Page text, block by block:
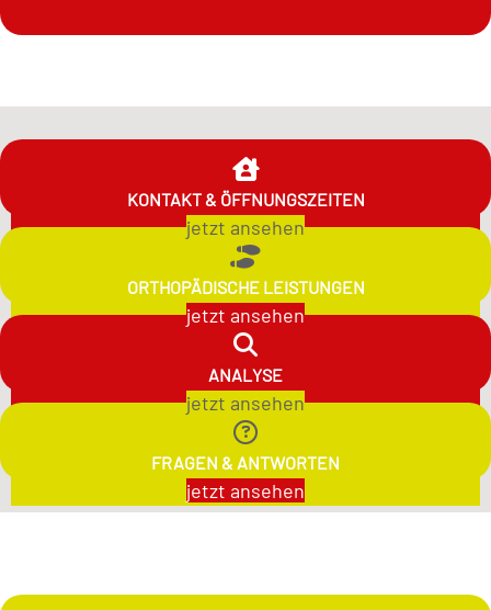
KONTAKT & ÖFFNUNGSZEITEN
jetzt ansehen
ORTHOPÄDISCHE LEISTUNGEN
jetzt ansehen
ANALYSE
jetzt ansehen
FRAGEN & ANTWORTEN
jetzt ansehen